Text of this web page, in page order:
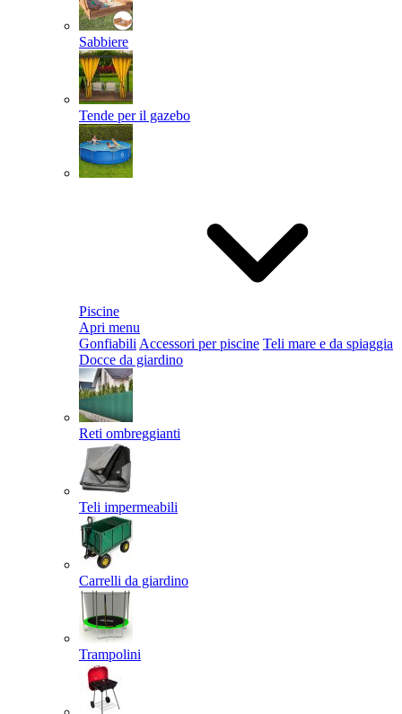
Sabbiere
Tende per il gazebo
Piscine
Apri menu
Gonfiabili Accessori per piscine Teli mare e da spiaggia
Docce da giardino
Reti ombreggianti
Teli impermeabili
Carrelli da giardino
Trampolini